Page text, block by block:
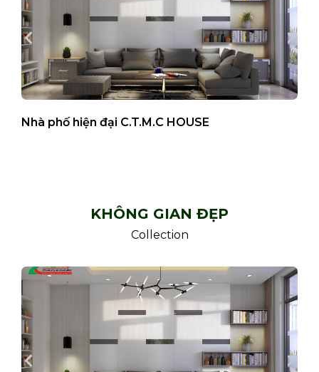
Nhà phố hiện đại C.T.M.C HOUSE
KHÔNG GIAN ĐẸP
Collection